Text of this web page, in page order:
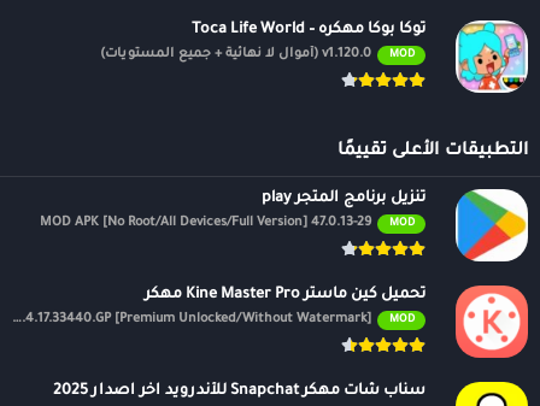
توكا بوكا مهكره – Toca Life World
MOD v1.120.0 (أموال لا نهائية + جميع المستويات)
التطبيقات الأعلى تقييمًا
تنزيل برنامج المتجر play
MOD
47.0.13-29 MOD APK [No Root/All Devices/Full Version]
تحميل كين ماستر Kine Master Pro مهكر
MOD
APK v7.4.17.33440.GP [Premium Unlocked/Without Watermark]
سناب شات مهكر Snapchat للأندرويد اخر اصدار 2025